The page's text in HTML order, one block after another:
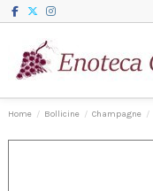
Home Bollicine Champagne